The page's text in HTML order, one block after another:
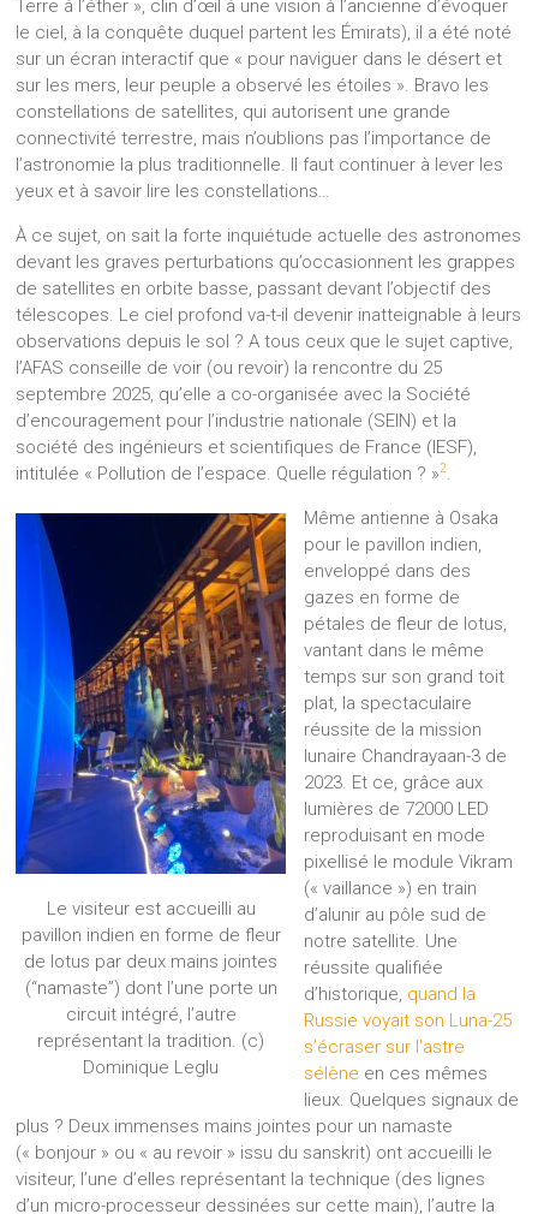
Terre à l’éther », clin d’œil à une vision à l’ancienne d’évoquer
le ciel, à la conquête duquel partent les Émirats), il a été noté
sur un écran interactif que « pour naviguer dans le désert et
sur les mers, leur peuple a observé les étoiles ». Bravo les
constellations de satellites, qui autorisent une grande
connectivité terrestre, mais n’oublions pas l’importance de
l’astronomie la plus traditionnelle. Il faut continuer à lever les
yeux et à savoir lire les constellations…
À ce sujet, on sait la forte inquiétude actuelle des astronomes
devant les graves perturbations qu’occasionnent les grappes
de satellites en orbite basse, passant devant l’objectif des
télescopes. Le ciel profond va-t-il devenir inatteignable à leurs
observations depuis le sol ? A tous ceux que le sujet captive,
l’AFAS conseille de voir (ou revoir) la rencontre du 25
septembre 2025, qu’elle a co-organisée avec la Société
d’encouragement pour l’industrie nationale (SEIN) et la
société des ingénieurs et scientifiques de France (IESF),
intitulée « Pollution de l’espace. Quelle régulation ? »2
Le visiteur est accueilli au
pavillon indien en forme de fleur
de lotus par deux mains jointes
(“namaste”) dont l’une porte un
circuit intégré, l’autre
représentant la tradition. (c)
Dominique Leglu
Même antienne à Osaka
pour le pavillon indien,
enveloppé dans des
gazes en forme de
pétales de fleur de lotus,
vantant dans le même
temps sur son grand toit
plat, la spectaculaire
réussite de la mission
lunaire Chandrayaan-3 de
2023. Et ce, grâce aux
lumières de 72000 LED
reproduisant en mode
pixellisé le module Vikram
(« vaillance ») en train
d’alunir au pôle sud de
notre satellite. Une
réussite qualifiée
d’historique, quand la
Russie voyait son Luna-25
s’écraser sur l’astre
sélène en ces mêmes
lieux. Quelques signaux de
plus ? Deux immenses mains jointes pour un namaste
(« bonjour » ou « au revoir » issu du sanskrit) ont accueilli le
visiteur, l’une d’elles représentant la technique (des lignes
d’un micro-processeur dessinées sur cette main), l’autre la